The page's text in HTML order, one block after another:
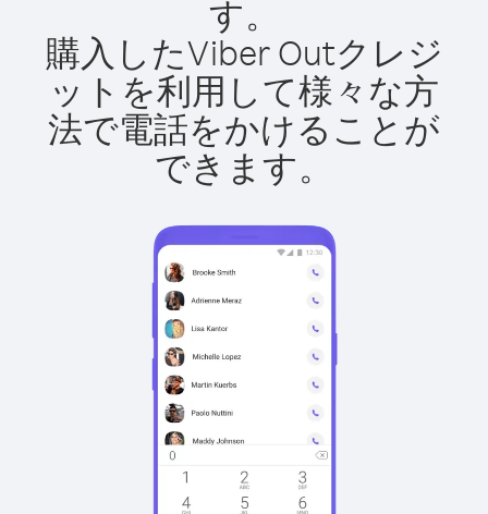
す。
購入したViber Outクレジ
ットを利用して様々な方
法で電話をかけることが
できます。